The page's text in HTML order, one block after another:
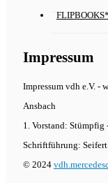
FLIPBOOKS*
Impressum
Impressum vdh e.V. -
Ansbach
1. Vorstand: Stümpfig
Schriftführung: Seifert
© 2024